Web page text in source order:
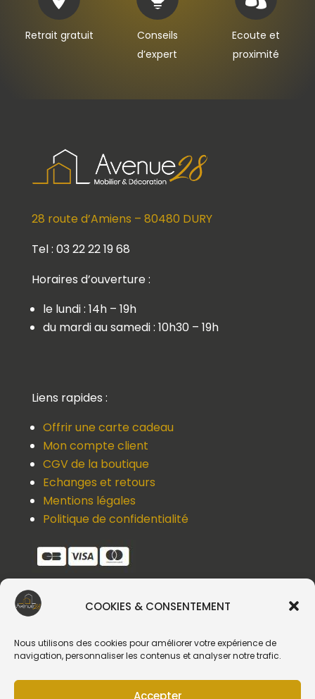
COOKIES & CONSENTEMENT
Nous utilisons des cookies pour améliorer votre expérience de
navigation, personnaliser les contenus et analyser notre trafic.
Accepter
Retrait gratuit
Conseils
d’expert
Ecoute et
proximité
28 route d’Amiens – 80480 DURY
Tel : 03 22 22 19 68
Horaires d’ouverture :
le lundi : 14h – 19h
du mardi au samedi : 10h30 – 19h
Liens rapides :
Offrir une carte cadeau
Mon compte client
CGV de la boutique
Echanges et retours
Mentions légales
Politique de confidentialité
Une question, un devis, un souci ?
Contactez-nous !
Suivez-nous